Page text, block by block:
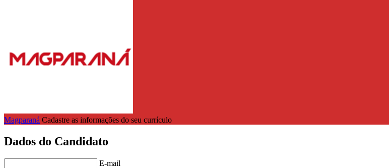
Magparaná Cadastre as informações do seu currículo
Dados do Candidato
E-mail